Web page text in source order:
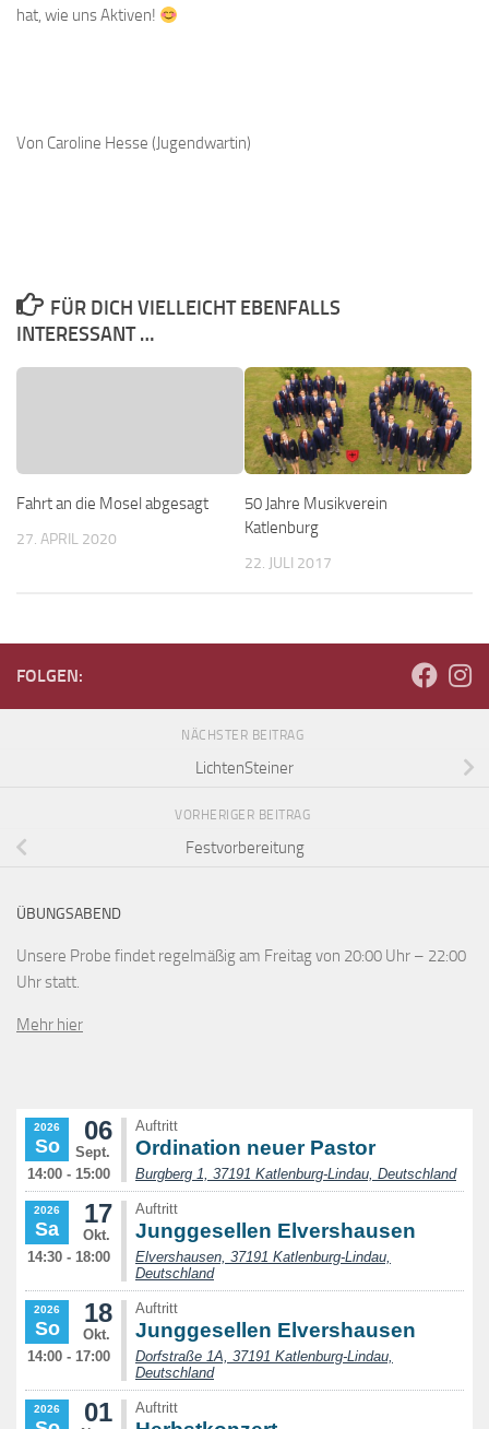
hat, wie uns Aktiven!
Von Caroline Hesse (Jugendwartin)
FÜR DICH VIELLEICHT EBENFALLS
INTERESSANT …
Fahrt an die Mosel abgesagt
27. APRIL 2020
50 Jahre Musikverein
Katlenburg
22. JULI 2017
FOLGEN:
NÄCHSTER BEITRAG
LichtenSteiner
VORHERIGER BEITRAG
Festvorbereitung
ÜBUNGSABEND
Unsere Probe findet regelmäßig am Freitag von 20:00 Uhr – 22:00
Uhr statt.
Mehr hier